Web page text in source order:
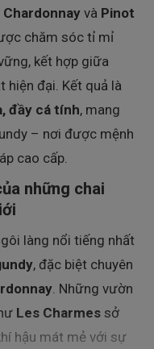
Chardonnay và Pinot
chăm sóc tỉ mỉ
kết hợp giữa
hiện đại. Kết quả là
đầy cá tính, mang
– nơi được mệnh
cao cấp.
những chai
làng nổi tiếng nhất
, đặc biệt chuyên
. Những vườn
Les Charmes sở
hậu mát mẻ với sự